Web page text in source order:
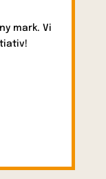
mark. Vi